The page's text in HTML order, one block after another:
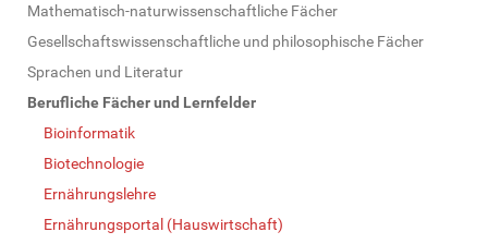
Mathematisch-naturwissenschaftliche Fächer
Gesellschaftswissenschaftliche und philosophische Fächer
Sprachen und Literatur
Berufliche Fächer und Lernfelder
Bioinformatik
Biotechnologie
Ernährungslehre
Ernährungsportal (Hauswirtschaft)